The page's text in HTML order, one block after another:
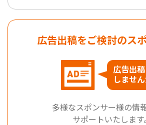
広告出稿をご検討のス
広告出稿
しません
多様なスポンサー様の情
サポートいたします